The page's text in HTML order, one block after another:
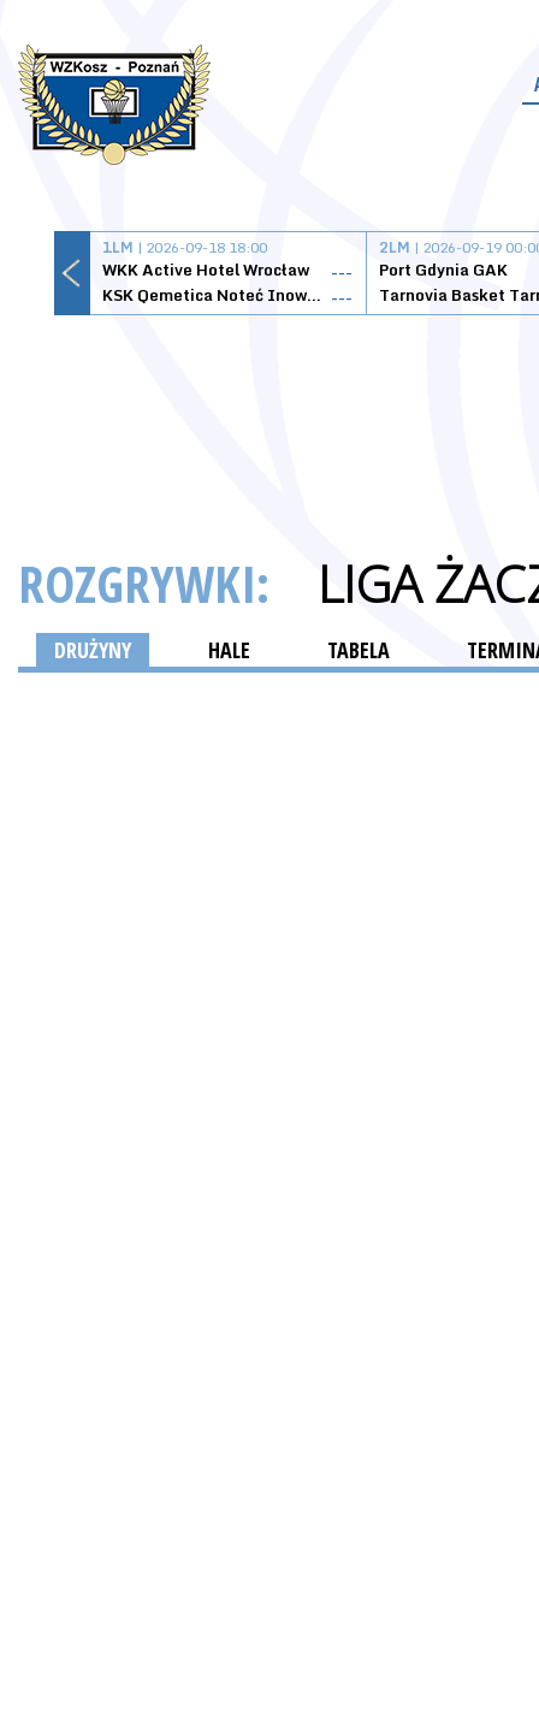
1LM | 2026-09-18 18:00
WKK Active Hotel Wrocław
---
KSK Qemetica Noteć Inowrocław ---
2LM | 2026-09-19
Port Gdynia GAK
ROZGRYWKI: LIGA
DRUŻYNY HALE TABELA